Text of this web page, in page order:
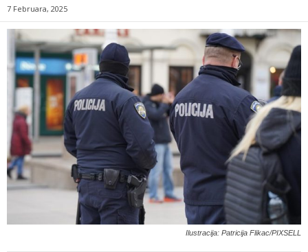
7 Februara, 2025
Ilustracija: Patricija Flikac/PIXSELL